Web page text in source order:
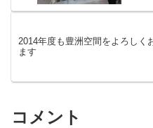
2014年度も豊洲空間をよろしく
ます
コメント